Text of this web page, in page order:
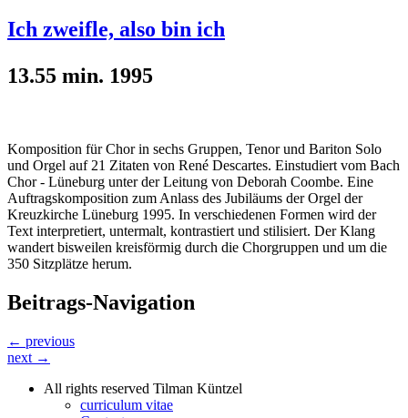
Ich zweifle, also bin ich
13.55 min. 1995
Komposition für Chor in sechs Gruppen, Tenor und Bariton Solo
und Orgel auf 21 Zitaten von René Descartes. Einstudiert vom Bach
Chor - Lüneburg unter der Leitung von Deborah Coombe. Eine
Auftragskomposition zum Anlass des Jubiläums der Orgel der
Kreuzkirche Lüneburg 1995. In verschiedenen Formen wird der
Text interpretiert, untermalt, kontrastiert und stilisiert. Der Klang
wandert bisweilen kreisförmig durch die Chorgruppen und um die
350 Sitzplätze herum.
Beitrags-Navigation
← previous
next →
All rights reserved Tilman Küntzel
curriculum vitae